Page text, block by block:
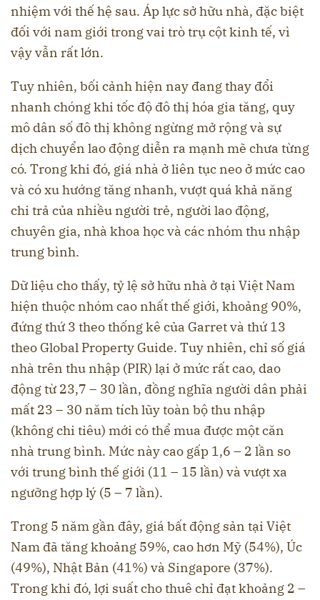
nhiệm với thế hệ sau. Áp lực sở hữu nhà, đặc biệt
đối với nam giới trong vai trò trụ cột kinh tế, vì
vậy vẫn rất lớn.
Tuy nhiên, bối cảnh hiện nay đang thay đổi
nhanh chóng khi tốc độ đô thị hóa gia tăng, quy
mô dân số đô thị không ngừng mở rộng và sự
dịch chuyển lao động diễn ra mạnh mẽ chưa từng
có. Trong khi đó, giá nhà ở liên tục neo ở mức cao
và có xu hướng tăng nhanh, vượt quá khả năng
chi trả của nhiều người trẻ, người lao động,
chuyên gia, nhà khoa học và các nhóm thu nhập
trung bình.
Dữ liệu cho thấy, tỷ lệ sở hữu nhà ở tại Việt Nam
hiện thuộc nhóm cao nhất thế giới, khoảng 90%,
đứng thứ 3 theo thống kê của Garret và thứ 13
theo Global Property Guide. Tuy nhiên, chỉ số giá
nhà trên thu nhập (PIR) lại ở mức rất cao, dao
động từ 23,7 – 30 lần, đồng nghĩa người dân phải
mất 23 – 30 năm tích lũy toàn bộ thu nhập
(không chi tiêu) mới có thể mua được một căn
nhà trung bình. Mức này cao gấp 1,6 – 2 lần so
với trung bình thế giới (11 – 15 lần) và vượt xa
ngưỡng hợp lý (5 – 7 lần).
Trong 5 năm gần đây, giá bất động sản tại Việt
Nam đã tăng khoảng 59%, cao hơn Mỹ (54%), Úc
(49%), Nhật Bản (41%) và Singapore (37%).
Trong khi đó, lợi suất cho thuê chỉ đạt khoảng 2 –